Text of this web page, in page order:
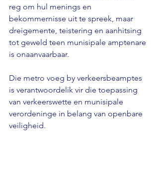
reg om hul menings en
bekommernisse uit te spreek, maar
dreigemente, teistering en aanhitsing
tot geweld teen munisipale amptenare
is onaanvaarbaar.
Die metro voeg by verkeersbeamptes
is verantwoordelik vir die toepassing
van verkeerswette en munisipale
verordeninge in belang van openbare
veiligheid.